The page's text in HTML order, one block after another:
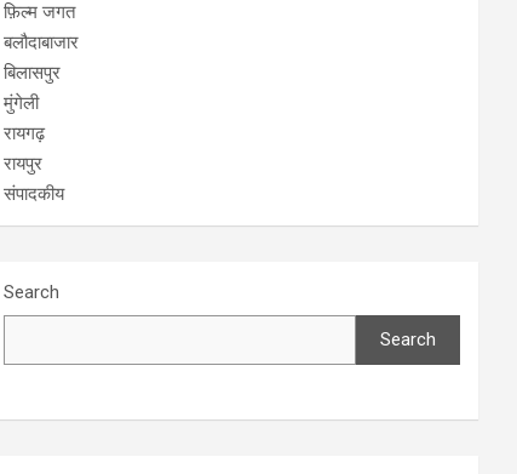
फ़िल्म जगत
बलौदाबाजार
बिलासपुर
मुंगेली
रायगढ़
रायपुर
संपादकीय
Search
Search